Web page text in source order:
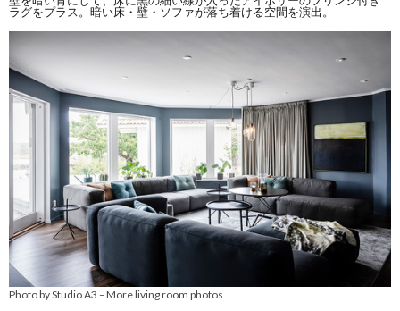
ラグをプラス。暗い床・壁・ソファが落ち着ける空間を演出。
Photo by Studio A3 –More living room photos